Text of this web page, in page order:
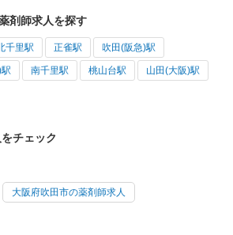
剤師求人を探す
千里駅 正雀駅 吹田(阪急)駅
南千里駅 桃山台駅 山田(大阪)駅
チェック
大阪府吹田市の薬剤師求人